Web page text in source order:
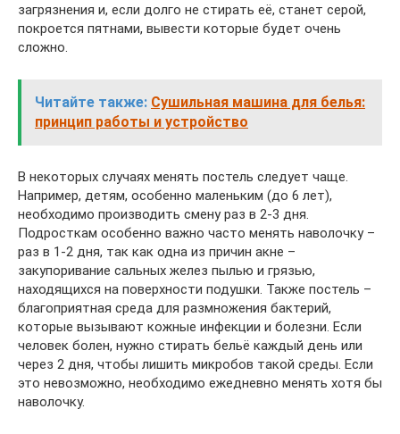
загрязнения и, если долго не стирать её, станет серой,
покроется пятнами, вывести которые будет очень
сложно.
Читайте также: Сушильная машина для белья:
принцип работы и устройство
В некоторых случаях менять постель следует чаще.
Например, детям, особенно маленьким (до 6 лет),
необходимо производить смену раз в 2-3 дня.
Подросткам особенно важно часто менять наволочку –
раз в 1-2 дня, так как одна из причин акне –
закупоривание сальных желез пылью и грязью,
находящихся на поверхности подушки. Также постель –
благоприятная среда для размножения бактерий,
которые вызывают кожные инфекции и болезни. Если
человек болен, нужно стирать бельё каждый день или
через 2 дня, чтобы лишить микробов такой среды. Если
это невозможно, необходимо ежедневно менять хотя бы
наволочку.